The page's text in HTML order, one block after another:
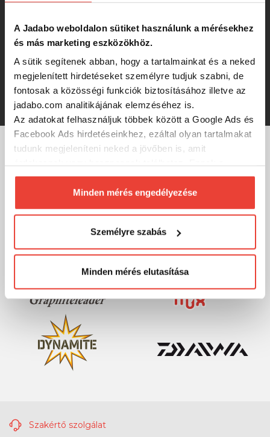
A Jadabo weboldalon sütiket használunk a mérésekhez
és más marketing eszközökhöz.
A sütik segítenek abban, hogy a tartalmainkat és a neked
megjelenített hirdetéseket személyre tudjuk szabni, de
fontosak a közösségi funkciók biztosításához illetve az
jadabo.com analitikájának elemzéséhez is.
Az adatokat felhasználjuk többek között a Google Ads és
Facebook Ads hirdetéseinkhez, ezáltal olyan tartalmakat
tudunk megjeleníteni neked a jövőben is, amit
biztosításához arra kérünk, hogy engedd meg
számunkra minden mérés használatát.
Természetesensoha semmilyen formában nem fogunk
megváltoztathatod a döntésed ezzel kapcsolatban.
Előre is köszönjük!
Minden mérés engedélyezése
Személyre szabás
Minden mérés elutasítása
Gunki Rockstar ITB 11cm Ufo (box)
1db
-37% 732 Ft
MÁRKÁINK
Szakértő szolgálat